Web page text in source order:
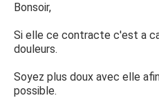
Bonsoir,
Si elle ce contracte c'est a
douleurs.
Soyez plus doux avec elle
possible.